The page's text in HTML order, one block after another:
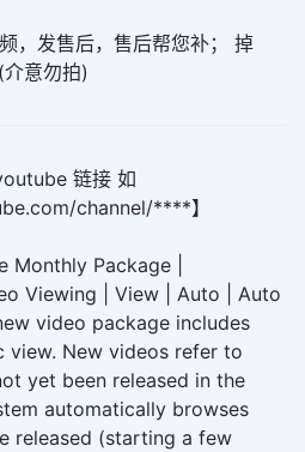
，发售后，售后帮您补； 掉
意勿拍)
链接 如
channel/****】
Monthly Package |
Viewing | View | Auto | Auto
video package includes
view. New videos refer to
yet been released in the
automatically browses
released (starting a few